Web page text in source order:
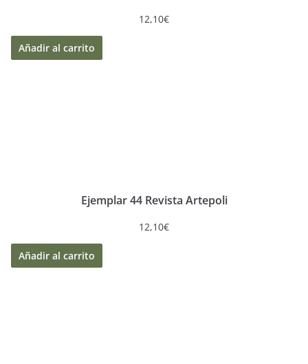
12,10€
Añadir al carrito
Ejemplar 44 Revista Artepoli
12,10€
Añadir al carrito